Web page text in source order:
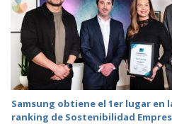
Samsung obtiene el 1er lugar
ranking de Sostenibilidad